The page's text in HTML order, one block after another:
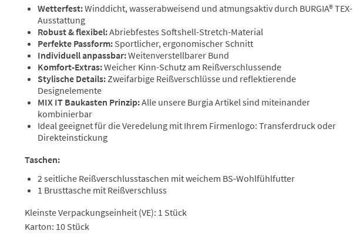
Wetterfest:Winddicht, wasserabweisend und atmungsaktiv durch BURGIA® TEX-
Ausstattung
Robust & flexibel:Abriebfestes Softshell-Stretch-Material
Perfekte Passform: Sportlicher, ergonomischer Schnitt
Individuell anpassbar:Weitenverstellbarer Bund
Komfort-Extras:Weicher Kinn-Schutz am Reißverschlussende
Stylische Details: Zweifarbige Reißverschlüsse und reflektierende
Designelemente
MIX IT Baukasten Prinzip:Alle unsere Burgia Artikel sind miteinander
kombinierbar
Ideal geeignet für die Veredelung mit Ihrem Firmenlogo: Transferdruck oder
Direkteinstickung
Taschen:
2 seitliche Reißverschlusstaschen mit weichem BS-Wohlfühlfutter
1 Brusttasche mit Reißverschluss
Kleinste Verpackungseinheit (VE): 1 Stück
Karton: 10 Stück